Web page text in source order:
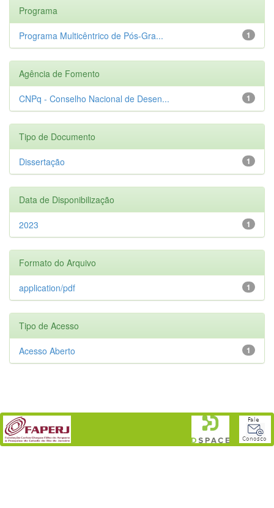
Programa
1
Programa Multicêntrico de Pós-Gra...
Agência de Fomento
1
CNPq - Conselho Nacional de Desen...
Tipo de Documento
1
Dissertação
Data de Disponibilização
1
2023
Formato do Arquivo
1
application/pdf
Tipo de Acesso
1
Acesso Aberto